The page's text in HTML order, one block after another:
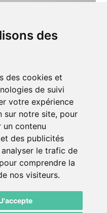
des
des cookies et
de suivi
votre expérience
sur notre site, pour
un contenu
des publicités
le trafic de
comprendre la
nos visiteurs.
J'accepte